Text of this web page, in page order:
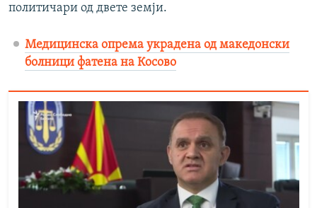
политичари од двете земји.
Медицинска опрема украдена од македонски
болници фатена на Косово